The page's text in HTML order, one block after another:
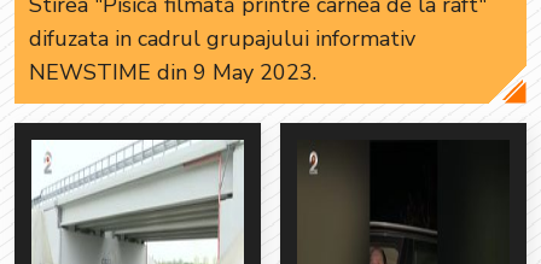
difuzata in cadrul grupajului informativ
NEWSTIME din 9 May 2023.